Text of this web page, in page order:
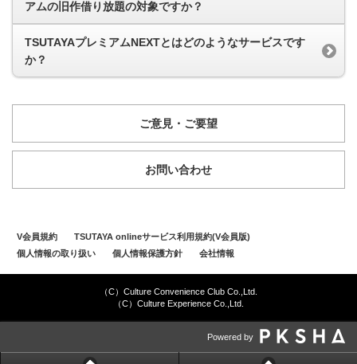
アムの旧作借り放題の対象ですか？
TSUTAYAプレミアムNEXTとはどのようなサービスです
か？
ご意見・ご要望
お問い合わせ
V会員規約
TSUTAYA onlineサービス利用規約(V会員版)
個人情報の取り扱い
個人情報保護方針 会社情報
（C）Culture Convenience Club Co.,Ltd.
（C）Culture Experience Co.,Ltd.
Powered by